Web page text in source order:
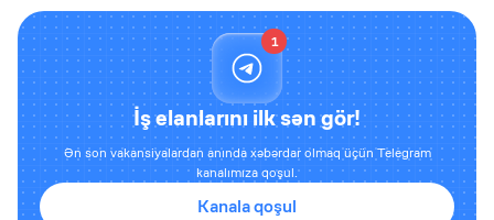
1
İş elanlarını ilk sən gör!
Ən son vakansiyalardan anında xəbərdar olmaq üçün Telegram
kanalımıza qoşul.
Kanala qoşul